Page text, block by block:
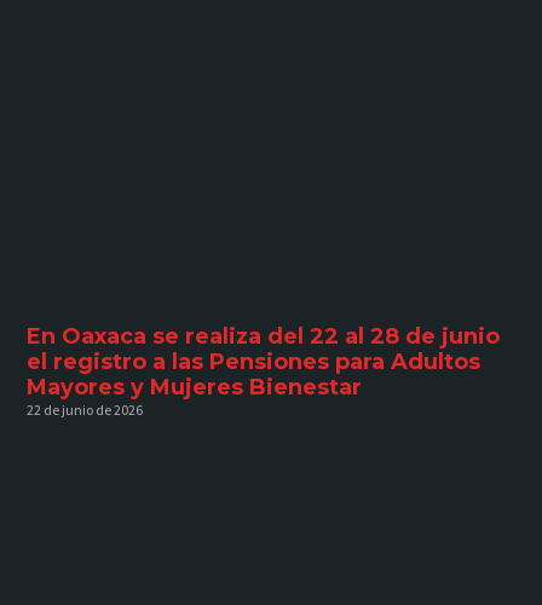
En Oaxaca se realiza del 22 al 28 de junio
el registro a las Pensiones para Adultos
Mayores y Mujeres Bienestar
22 de junio de 2026